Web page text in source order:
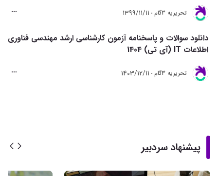
تحريريه 3گام 1399/11/11
دانلود سوالات و پاسخنامه آزمون کارشناسی ارشد مهندسی فناوری
اطلاعات IT (آی تی) 1404
تحريريه 3گام 1403/12/11
پیشنهاد سردبیر